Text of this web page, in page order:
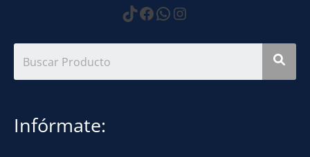
https://
Facebook
WhatsApp
Instagram
Infórmate: